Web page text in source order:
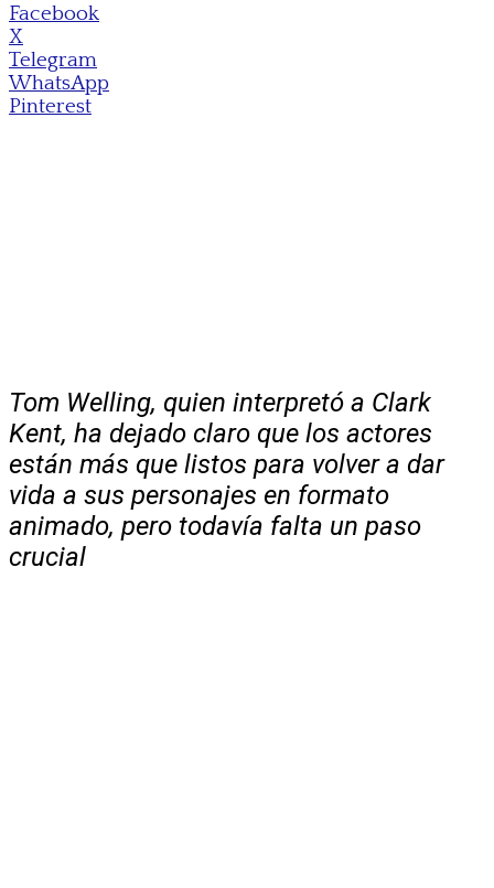
Facebook
X
Telegram
WhatsApp
Pinterest
Tom Welling, quien interpretó a Clark
Kent, ha dejado claro que los actores
están más que listos para volver a dar
vida a sus personajes en formato
animado, pero todavía falta un paso
crucial